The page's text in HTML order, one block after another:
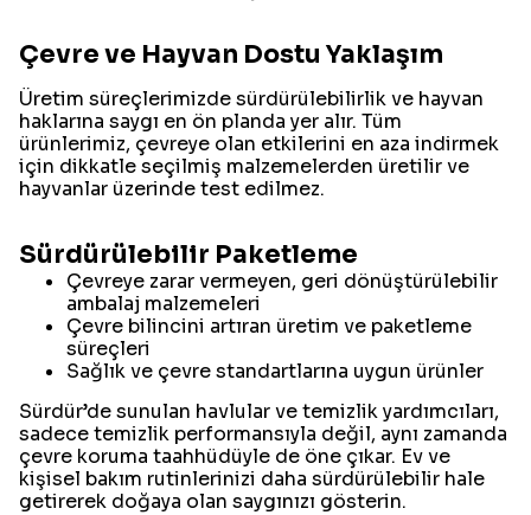
Çevre ve Hayvan Dostu Yaklaşım
Üretim süreçlerimizde sürdürülebilirlik ve hayvan
haklarına saygı en ön planda yer alır. Tüm
ürünlerimiz, çevreye olan etkilerini en aza indirmek
için dikkatle seçilmiş malzemelerden üretilir ve
hayvanlar üzerinde test edilmez.
Sürdürülebilir Paketleme
Çevreye zarar vermeyen, geri dönüştürülebilir
ambalaj malzemeleri
Çevre bilincini artıran üretim ve paketleme
süreçleri
Sağlık ve çevre standartlarına uygun ürünler
Sürdür’de sunulan havlular ve temizlik yardımcıları,
sadece temizlik performansıyla değil, aynı zamanda
çevre koruma taahhüdüyle de öne çıkar. Ev ve
kişisel bakım rutinlerinizi daha sürdürülebilir hale
getirerek doğaya olan saygınızı gösterin.